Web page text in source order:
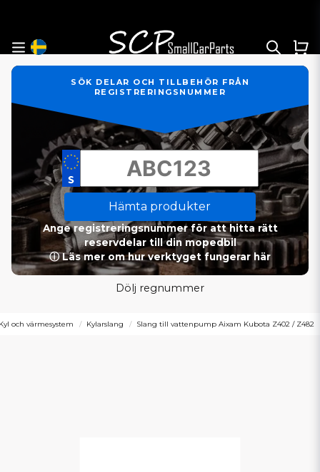
SÖK DELAR OCH TILLBEHÖR FRÅN
REGISTRERINGSNUMMER
Hämta produkter
Ange registreringsnummer för att hitta rätt
reservdelar till din mopedbil
ⓘ Läs mer om hur verktyget fungerar här
Dölj regnummer
och värmesystem Kylarslang Slang till vattenpump Aixam Kubota Z402 / Z482